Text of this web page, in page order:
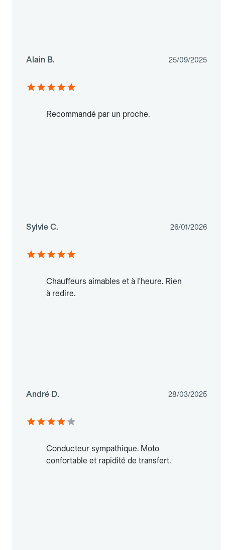
Alain B. 25/09/2025
Recommandé par un proche.
Sylvie C. 26/01/2026
Chauffeurs aimables et à l'heure. Rien
à redire.
André D. 28/03/2025
Conducteur sympathique. Moto
confortable et rapidité de transfert.